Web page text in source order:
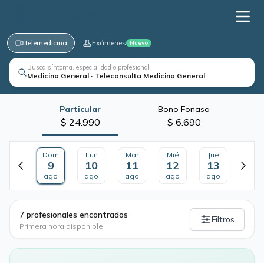
Telemedicina Exámenes Nuevo
Busca síntoma, especialidad o profesional
Medicina General · Teleconsulta Medicina General
Particular
$ 24.990
Bono Fonasa
$ 6.690
Dom
9
ago
Lun
10
ago
Mar
11
ago
Mié
12
ago
Jue
13
ago
7 profesionales encontrados
Primera hora disponible
Filtros